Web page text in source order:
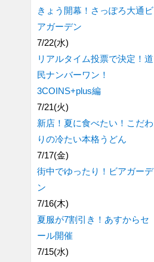
きょう開幕！さっぽろ大通ビ
アガーデン
7/22(水)
リアルタイム投票で決定！道
民ナンバーワン！
3COINS+plus編
7/21(火)
新店！夏に食べたい！こだわ
りの冷たい本格うどん
7/17(金)
街中でゆったり！ビアガーデ
ン
7/16(木)
夏服が7割引き！あすからセ
ール開催
7/15(水)